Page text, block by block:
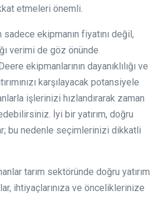
etmeleri önemli.
sadece ekipmanın fiyatını değil,
verimi de göz önünde
ekipmanlarının dayanıklılığı ve
karşılayacak potansiyele
işlerinizi hızlandırarak zaman
İyi bir yatırım, doğru
bu nedenle seçimlerinizi dikkatli
tarım sektöründe doğru yatırım
ihtiyaçlarınıza ve önceliklerinize